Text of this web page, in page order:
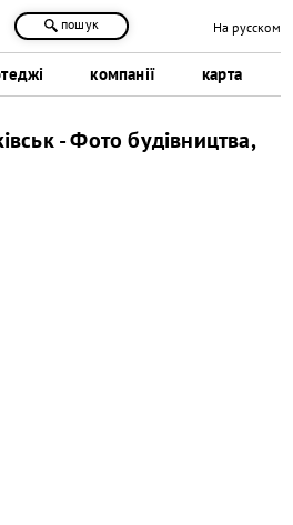
компанії карта
пошук На русском
- Фото будівництва,